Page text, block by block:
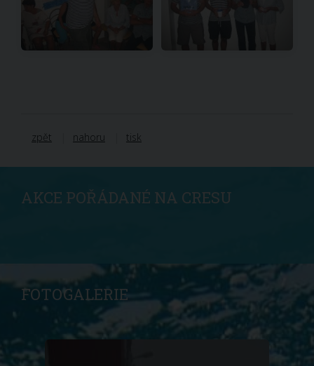
zpět nahoru tisk
AKCE POŘÁDANÉ NA CRESU
FOTOGALERIE